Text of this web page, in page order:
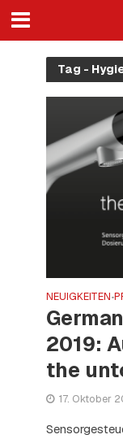
Tag -
NEUIGKEITEN•
2019:
the
17. Oktober